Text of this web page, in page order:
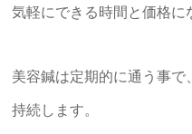
気軽にできる時間と価格に
美容鍼は定期的に通う事で
持続します。